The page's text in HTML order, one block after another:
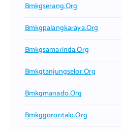
Bmkgserang.org
Bmkgpalangkaraya.org
Bmkgsamarinda.org
Bmkgtanjungselor.org
Bmkgmanado.org
Bmkggorontalo.org